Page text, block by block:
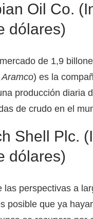
Oil Co.
dólares)
de 1,9
) es la
producción diaria
de crudo en el
Shell Plc.
dólares)
perspectivas a
posible que ya